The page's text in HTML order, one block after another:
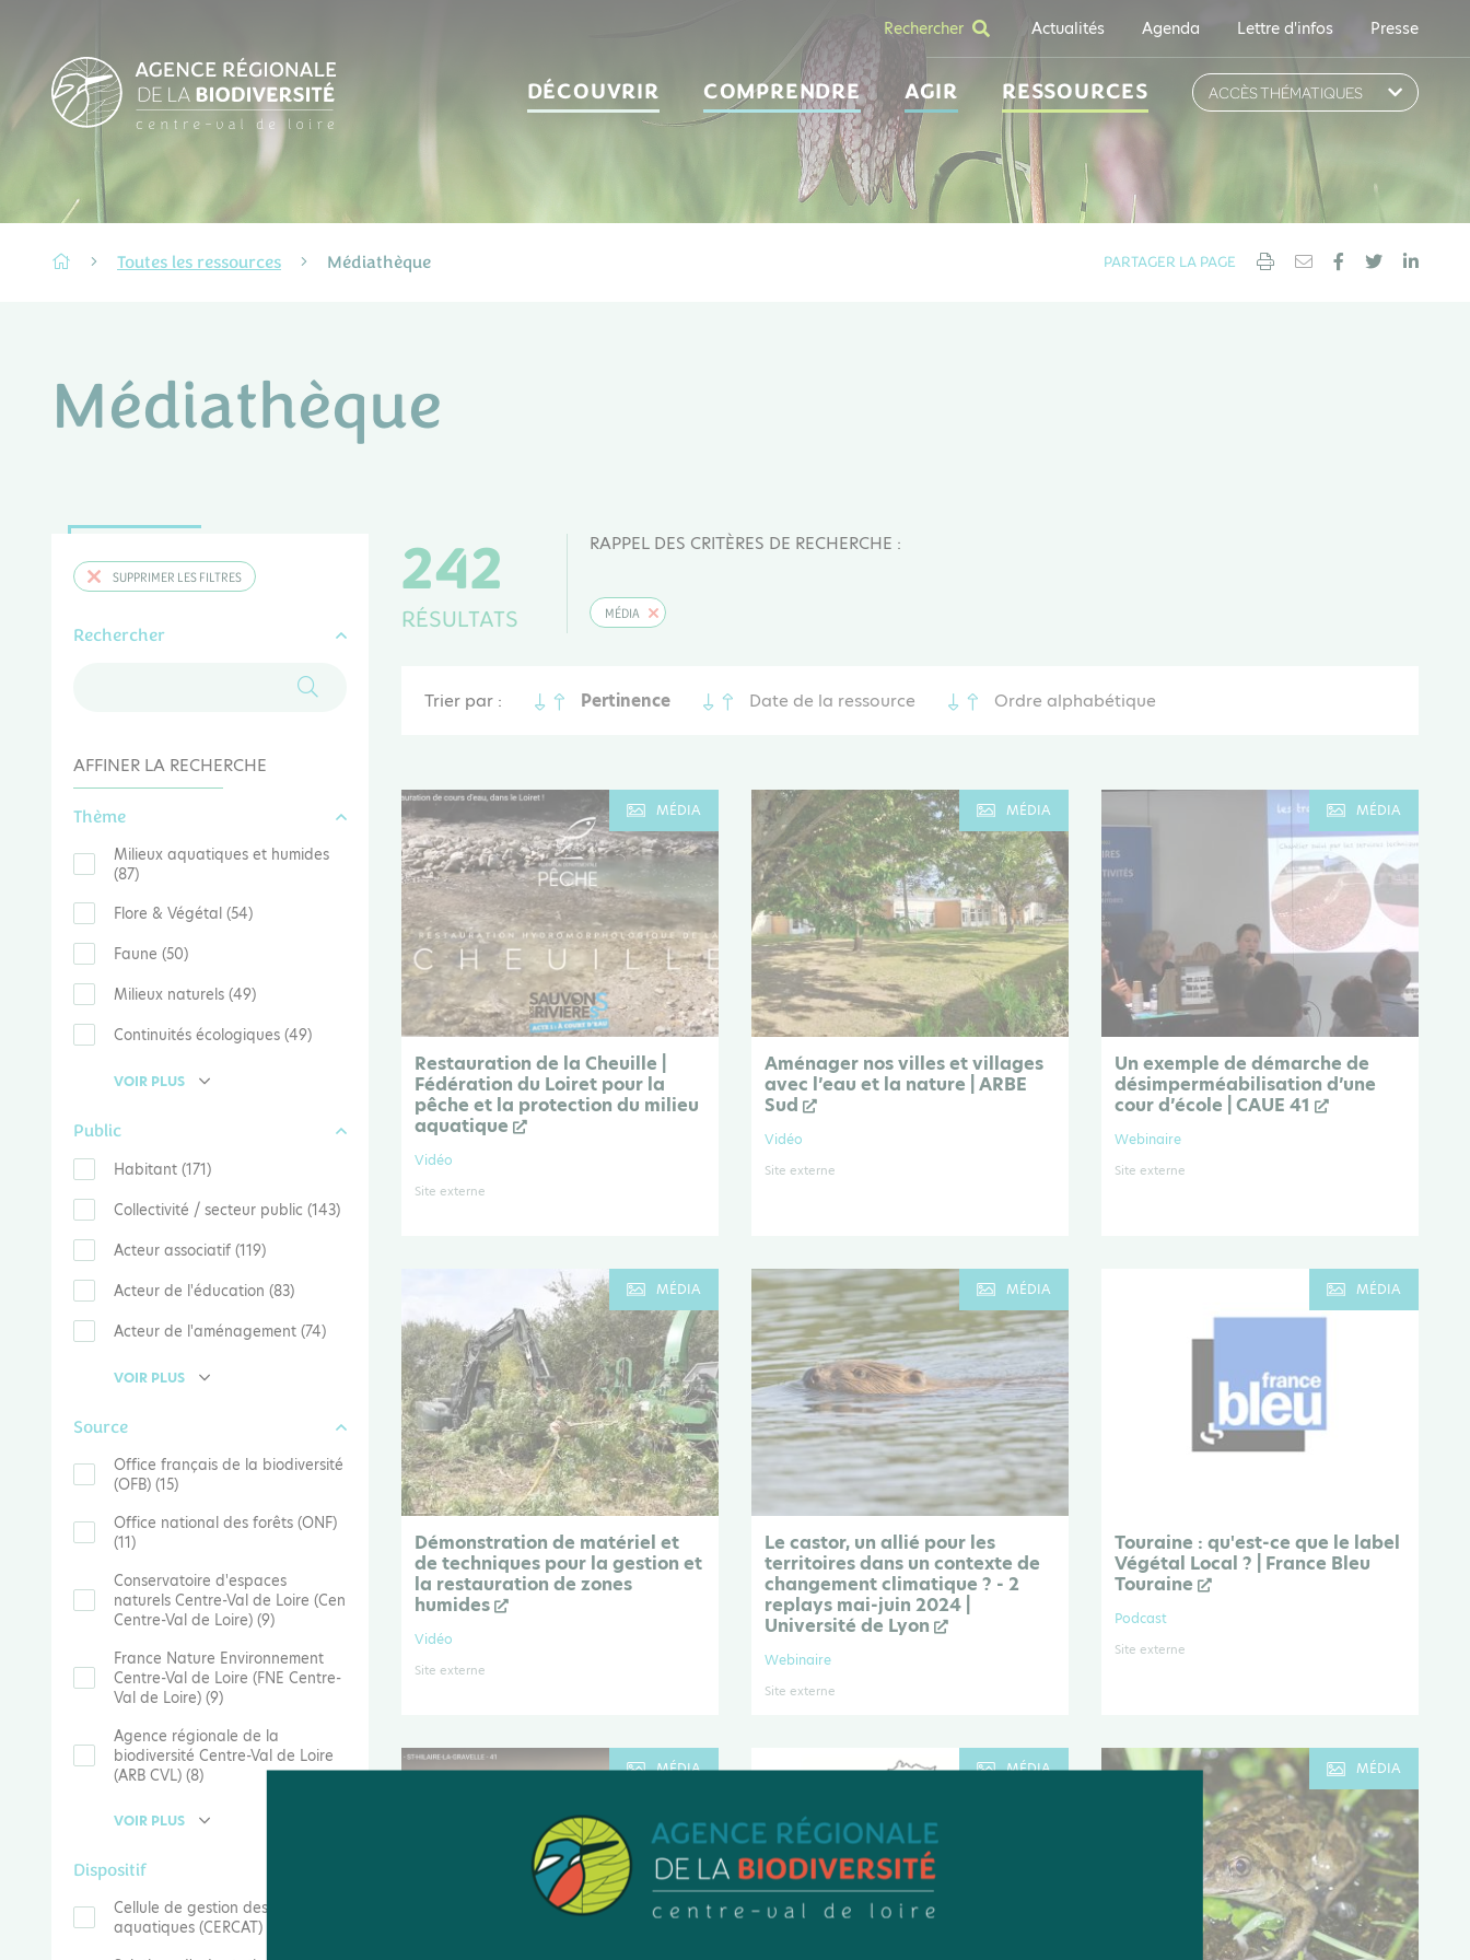
Rechercher Actualités Agenda Lettre d'infos Presse
DÉCOUVRIR COMPRENDRE AGIR RESSOURCES ACCÈS THÉMATIQUES
Toutes les ressources Médiathèque PARTAGER LA PAGE
Médiathèque
SUPPRIMER LES FILTRES
Rechercher
AFFINER LA RECHERCHE
Thème
Milieux aquatiques et humides
(87)
Flore & Végétal (54)
Faune (50)
Milieux naturels (49)
Continuités écologiques (49)
VOIR PLUS
Public
Habitant (171)
Collectivité / secteur public (143)
Acteur associatif (119)
Acteur de l'éducation (83)
Acteur de l'aménagement (74)
VOIR PLUS
Source
Office français de la biodiversité
(OFB) (15)
Office national des forêts (ONF)
(11)
Conservatoire d'espaces
naturels Centre-Val de Loire (Cen
Centre-Val de Loire) (9)
France Nature Environnement
Centre-Val de Loire (FNE Centre-
Val de Loire) (9)
Agence régionale de la
biodiversité Centre-Val de Loire
(ARB CVL) (8)
VOIR PLUS
Dispositif
Cellule de gestion des milieux
aquatiques (CERCAT) (49)
242
RÉSULTATS
RAPPEL DES CRITÈRES DE RECHERCHE :
MÉDIA
Trier par : Pertinence Date de la ressource Ordre alphabétique
MÉDIA
Restauration de la Cheuille |
Fédération du Loiret pour la
pêche et la protection du milieu
aquatique
Vidéo
Site externe
MÉDIA
Aménager nos villes et villages
avec l’eau et la nature | ARBE
Sud
Vidéo
Site externe
MÉDIA
Un exemple de démarche de
désimperméabilisation d’une
cour d’école | CAUE 41
Webinaire
Site externe
MÉDIA
Démonstration de matériel et
de techniques pour la gestion et
la restauration de zones
humides
Vidéo
Site externe
MÉDIA
Le castor, un allié pour les
territoires dans un contexte de
changement climatique ? - 2
replays mai-juin 2024 |
Université de Lyon
Webinaire
Site externe
MÉDIA
Touraine : qu'est-ce que le label
Végétal Local ? | France Bleu
Touraine
Podcast
Site externe
MÉDIA MÉDIA MÉDIA